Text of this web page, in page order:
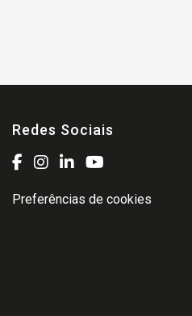
Redes Sociais
Preferências de cookies